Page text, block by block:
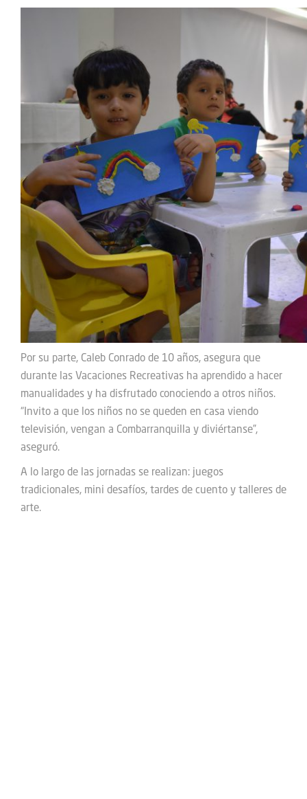
Por su parte, Caleb Conrado de 10 años, asegura que
durante las Vacaciones Recreativas ha aprendido a hacer
manualidades y ha disfrutado conociendo a otros niños.
“Invito a que los niños no se queden en casa viendo
televisión, vengan a Combarranquilla y diviértanse”,
aseguró.
A lo largo de las jornadas se realizan: juegos
tradicionales, mini desafíos, tardes de cuento y talleres de
arte.